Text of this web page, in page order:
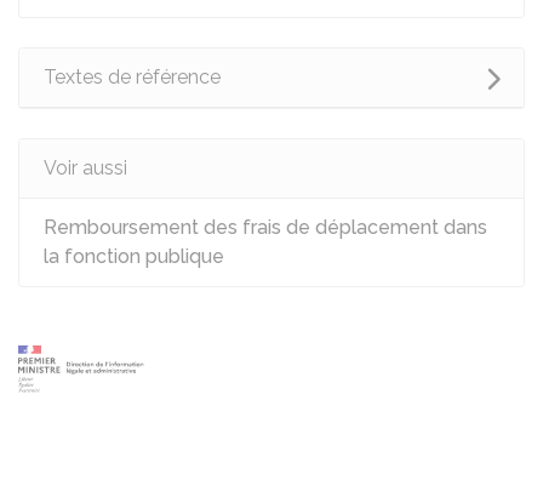
Textes de référence
Voir aussi
Remboursement des frais de déplacement dans
la fonction publique